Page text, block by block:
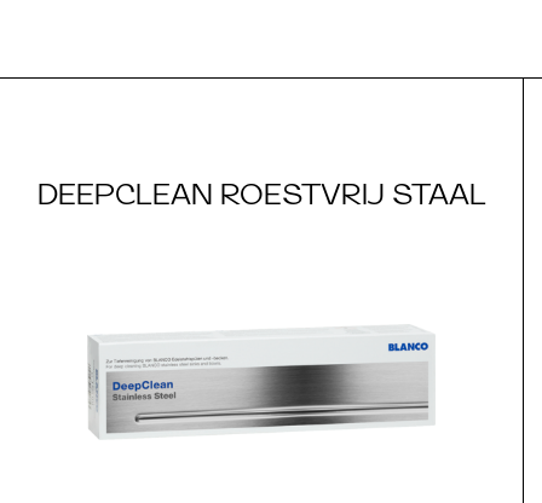
DEEPCLEAN ROESTVRIJ STAAL